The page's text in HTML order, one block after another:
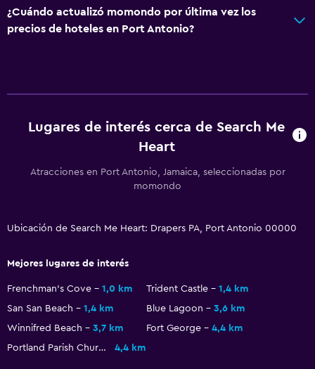
¿Cuándo actualizó momondo por última vez los
precios de hoteles en Port Antonio?
Lugares de interés cerca de Search Me
Heart
Atracciones en Port Antonio, Jamaica, seleccionadas por
momondo
Ubicación de Search Me Heart: Drapers PA, Port Antonio 00000
Mejores lugares de interés
Frenchman's Cove 1,0 km Trident Castle
1,4 km
San San Beach
1,4 km Blue Lagoon
3,6 km
Winnifred Beach
3,7 km Fort George
4,4 km
Portland Parish Church
4,4 km